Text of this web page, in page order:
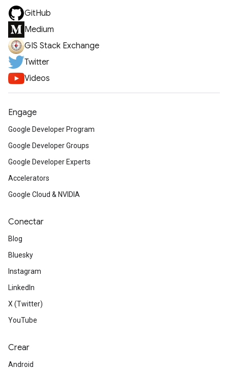
GitHub
Medium
GIS Stack Exchange
Twitter
Videos
Engage
Google Developer Program
Google Developer Groups
Google Developer Experts
Accelerators
Google Cloud & NVIDIA
Conectar
Blog
Bluesky
Instagram
LinkedIn
X (Twitter)
YouTube
Crear
Android